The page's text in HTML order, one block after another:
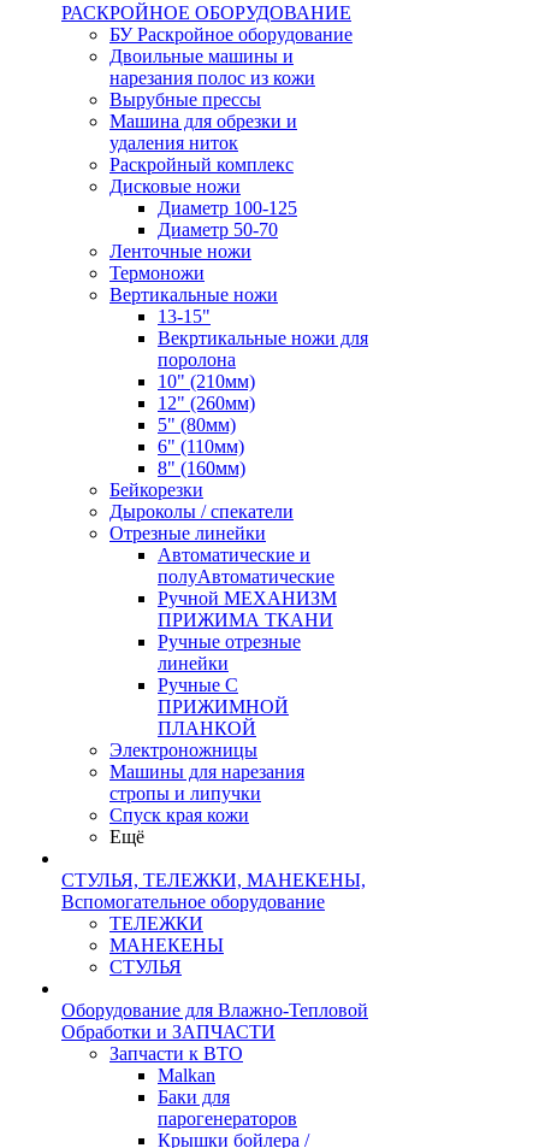
РАСКРОЙНОЕ ОБОРУДОВАНИЕ
БУ Раскройное оборудование
Двоильные машины и
нарезания полос из кожи
Вырубные прессы
Машина для обрезки и
удаления ниток
Раскройный комплекс
Дисковые ножи
Диаметр 100-125
Диаметр 50-70
Ленточные ножи
Термоножи
Вертикальные ножи
13-15"
Векртикальные ножи для
поролона
10" (210мм)
12" (260мм)
5" (80мм)
6" (110мм)
8" (160мм)
Бейкорезки
Дыроколы / спекатели
Отрезные линейки
Автоматические и
полуАвтоматические
Ручной МЕХАНИЗМ
ПРИЖИМА ТКАНИ
Ручные отрезные
линейки
Ручные С
ПРИЖИМНОЙ
ПЛАНКОЙ
Электроножницы
Машины для нарезания
стропы и липучки
Спуск края кожи
Ещё
СТУЛЬЯ, ТЕЛЕЖКИ, МАНЕКЕНЫ,
Вспомогательное оборудование
ТЕЛЕЖКИ
МАНЕКЕНЫ
СТУЛЬЯ
Оборудование для Влажно-Тепловой
Обработки и ЗАПЧАСТИ
Запчасти к ВТО
Malkan
Баки для
парогенераторов
Крышки бойлера /